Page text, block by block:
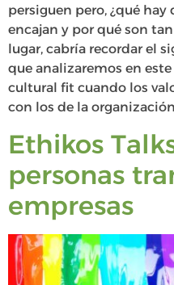
persiguen pero, ¿qué
encajan y por qué son
lugar, cabría recordar el
que analizaremos en
cultural fit cuando los
con los de la
Ethikos
personas
empresas